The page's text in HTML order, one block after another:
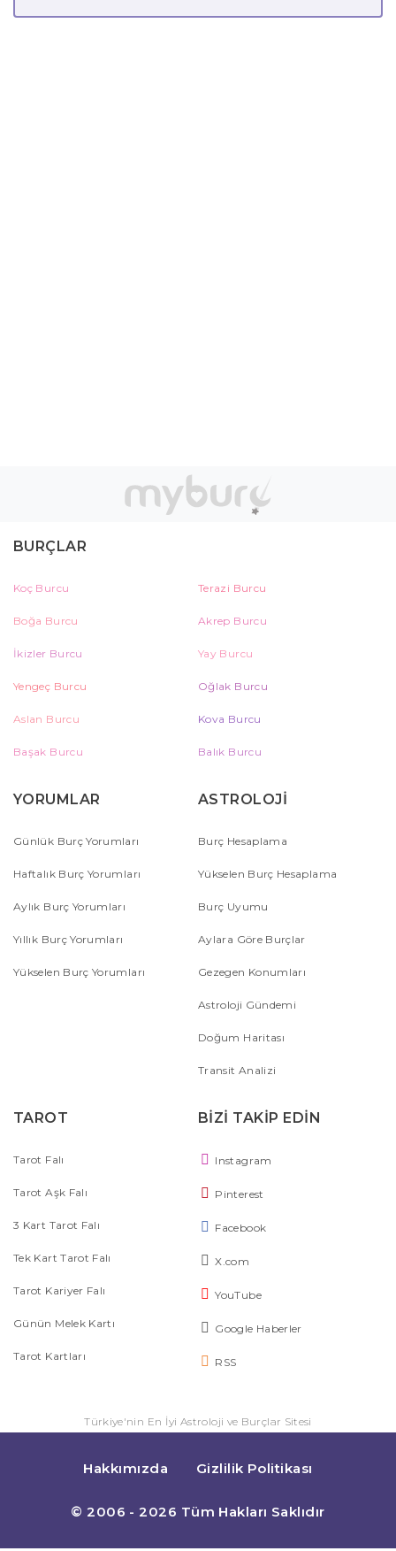
BURÇLAR
Koç Burcu Terazi Burcu
Boğa Burcu Akrep Burcu
İkizler Burcu Yay Burcu
Yengeç Burcu Oğlak Burcu
Aslan Burcu Kova Burcu
Başak Burcu Balık Burcu
YORUMLAR
Günlük Burç Yorumları
Haftalık Burç Yorumları
Aylık Burç Yorumları
Yıllık Burç Yorumları
Yükselen Burç Yorumları
ASTROLOJİ
Burç Hesaplama
Yükselen Burç Hesaplama
Burç Uyumu
Aylara Göre Burçlar
Gezegen Konumları
Astroloji Gündemi
Doğum Haritası
Transit Analizi
TAROT
Tarot Falı
Tarot Aşk Falı
3 Kart Tarot Falı
Tek Kart Tarot Falı
Tarot Kariyer Falı
Günün Melek Kartı
Tarot Kartları
BİZİ TAKİP EDİN
Instagram
Pinterest
Facebook
X.com
YouTube
Google Haberler
RSS
Türkiye'nin En İyi Astroloji ve Burçlar Sitesi
Hakkımızda Gizlilik Politikası
© 2006 - 2026 Tüm Hakları Saklıdır